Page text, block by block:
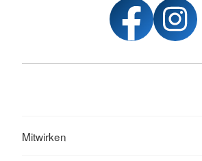
Mitwirken